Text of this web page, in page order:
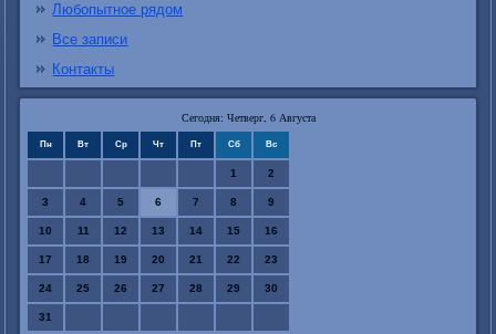
Любопытное рядом
Все записи
Контакты
Сегодня: Четверг, 6 Августа
Пн Вт Ср Чт Пт Сб Вс
1 2
3 4 5 6 7 8 9
10 11 12 13 14 15 16
17 18 19 20 21 22 23
24 25 26 27 28 29 30
31